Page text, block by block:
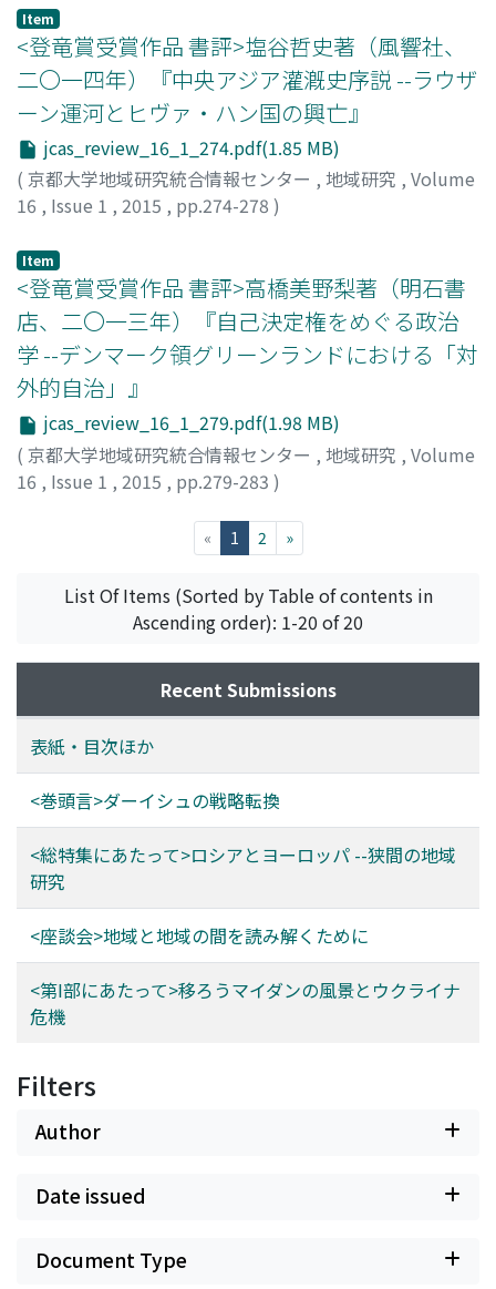
Item
<登竜賞受賞作品 書評>塩谷哲史著（風響社、
二〇一四年）『中央アジア灌漑史序説 --ラウザ
ーン運河とヒヴァ・ハン国の興亡』
jcas_review_16_1_274.pdf(1.85 MB)
( 京都大学地域研究統合情報センター , 地域研究 , Volume
16 , Issue 1 , 2015 , pp.274-278 )
Item
<登竜賞受賞作品 書評>高橋美野梨著（明石書
店、二〇一三年）『自己決定権をめぐる政治
学 --デンマーク領グリーンランドにおける「対
外的自治」』
jcas_review_16_1_279.pdf(1.98 MB)
( 京都大学地域研究統合情報センター , 地域研究 , Volume
16 , Issue 1 , 2015 , pp.279-283 )
« 1 (current)
2 »
List Of Items (Sorted by Table of contents in
Ascending order): 1-20 of 20
Recent Submissions
表紙・目次ほか
<巻頭言>ダーイシュの戦略転換
<総特集にあたって>ロシアとヨーロッパ --狭間の地域
研究
<座談会>地域と地域の間を読み解くために
<第I部にあたって>移ろうマイダンの風景とウクライナ
危機
Filters
Author
Date issued
Document Type